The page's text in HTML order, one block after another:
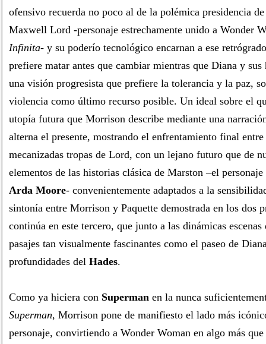
ofensivo recuerda no poco al de la polémica presidencia
Maxwell Lord -personaje estrechamente unido a Wonder
Infinita- y su poderío tecnológico encarnan a ese
prefiere matar antes que cambiar mientras que Diana y sus
una visión progresista que prefiere la tolerancia y la paz,
violencia como último recurso posible. Un ideal sobre el
utopía futura que Morrison describe mediante una
alterna el presente, mostrando el enfrentamiento final entre
mecanizadas tropas de Lord, con un lejano futuro que de
elementos de las historias clásica de Marston –el
Arda Moore- convenientemente adaptados a la
sintonía entre Morrison y Paquette demostrada en los dos
continúa en este tercero, que junto a las dinámicas
pasajes tan visualmente fascinantes como el paseo de
profundidades del Hades.
Como ya hiciera con Superman en la nunca
Superman, Morrison pone de manifiesto el lado más
personaje, convirtiendo a Wonder Woman en algo más